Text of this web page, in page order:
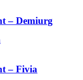
– Demiurg
– Fivia